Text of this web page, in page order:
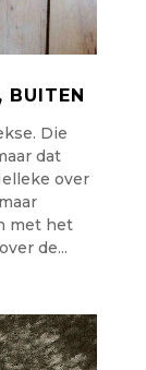
BUITEN
Die
dat
over
met het
de...